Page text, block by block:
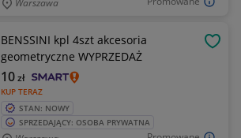
Warszawa
BENSSINI kpl 4szt akcesoria
geometryczne WYPRZEDAŻ
KUP TERAZ
10zł
STAN: NOWY
SPRZEDAJĄCY: OSOBA PRYWATNA